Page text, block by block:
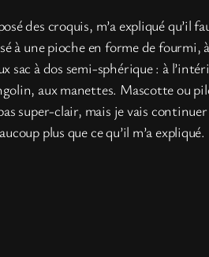
des croquis, m’a expliqué qu’il
à une pioche en forme de fourmi,
sac à dos semi-sphérique : à
aux manettes. Mascotte ou
super-clair, mais je vais
plus que ce qu’il m’a expliqué.